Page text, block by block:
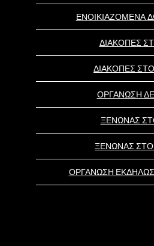
ΕΝΟΙΚΙΑΖΟΜΕΝΑ
ΔΙΑΚΟΠΕΣ
ΔΙΑΚΟΠΕΣ
ΟΡΓΑΝΩΣΗ
ΞΕΝΩΝΑΣ
ΞΕΝΩΝΑΣ
ΟΡΓΑΝΩΣΗ